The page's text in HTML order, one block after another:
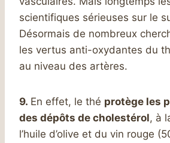
scientifiques sérieuses sur le
Désormais de nombreux
les vertus anti-oxydantes du
au niveau des artères.
9. En effet, le thé protège les
des dépôts de cholestérol, à
l’huile d’olive et du vin rouge